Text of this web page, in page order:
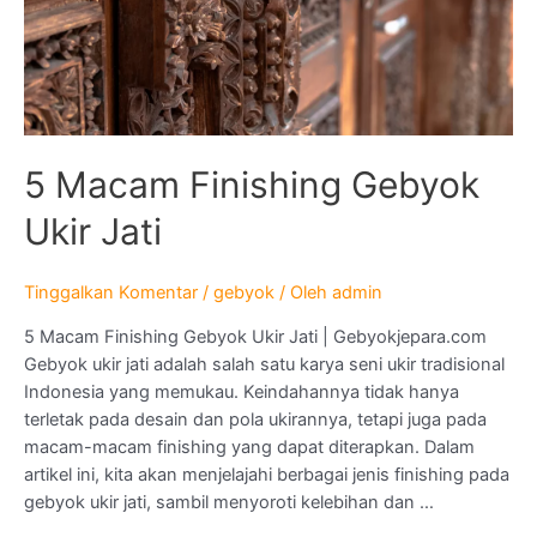
5 Macam Finishing Gebyok
Ukir Jati
Tinggalkan Komentar / gebyok / Oleh admin
5 Macam Finishing Gebyok Ukir Jati | Gebyokjepara.com
Gebyok ukir jati adalah salah satu karya seni ukir tradisional
Indonesia yang memukau. Keindahannya tidak hanya
terletak pada desain dan pola ukirannya, tetapi juga pada
macam-macam finishing yang dapat diterapkan. Dalam
artikel ini, kita akan menjelajahi berbagai jenis finishing pada
gebyok ukir jati, sambil menyoroti kelebihan dan …